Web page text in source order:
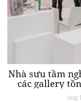
Nhà sưu tầm
các gallery
Aug